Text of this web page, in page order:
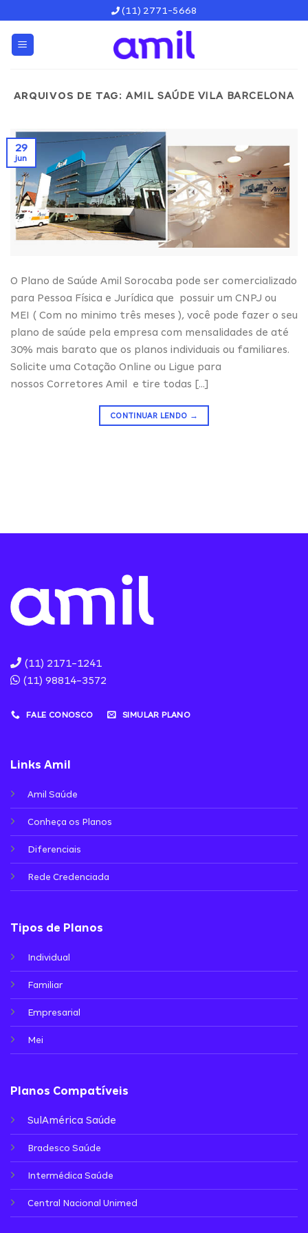
content
(11) 2771-5668
ARQUIVOS DE TAG: AMIL SAÚDE VILA BARCELONA
29
jun
O Plano de Saúde Amil Sorocaba pode ser comercializado
para Pessoa Física e Jurídica que possuir um CNPJ ou
MEI ( Com no minimo três meses ), você pode fazer o seu
plano de saúde pela empresa com mensalidades de até
30% mais barato que os planos individuais ou familiares.
Solicite uma Cotação Online ou Ligue para
nossos Corretores Amil e tire todas […]
CONTINUAR LENDO →
(11) 2171-1241
(11) 98814-3572
FALE CONOSCO SIMULAR PLANO
Links Amil
Amil Saúde
Conheça os Planos
Diferenciais
Rede Credenciada
Tipos de Planos
Individual
Familiar
Empresarial
Mei
Planos Compatíveis
SulAmérica Saúde
Bradesco Saúde
Intermédica Saúde
Central Nacional Unimed